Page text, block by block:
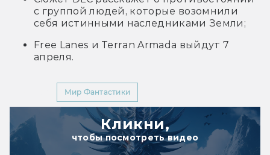
с группой людей, которые возомнили
себя истинными наследниками Земли;
Free Lanes и Terran Armada выйдут 7
апреля.
Мир Фантастики
Кликни,
чтобы посмотреть видео